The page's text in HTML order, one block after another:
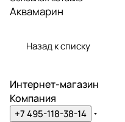
Аквамарин
Назад к списку
Интернет-магазин
Компания
+7 495-118-38-14